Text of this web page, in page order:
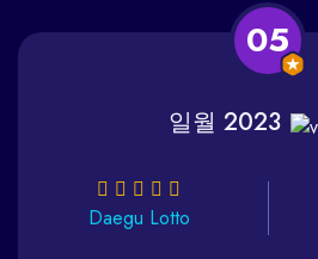
05
일월 2023
Daegu Lotto